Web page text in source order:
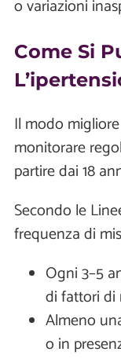
o variazioni
Come Si
Il modo
monitorare
partire dai 18
Secondo le
frequenza di
Ogni 3–5
di fattori di
Almeno
o in